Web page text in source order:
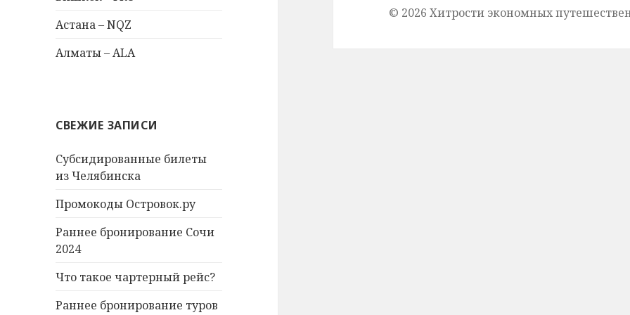
Астана – NQZ
Алматы – ALA
СВЕЖИЕ ЗАПИСИ
Субсидированные билеты
из Челябинска
Промокоды Островок.ру
Раннее бронирование Сочи
2024
Что такое чартерный рейс?
Раннее бронирование туров
© 2026 Хитрости экономных